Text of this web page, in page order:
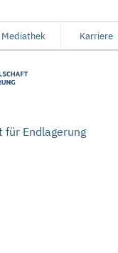
Mediathek Karriere
für Endlagerung